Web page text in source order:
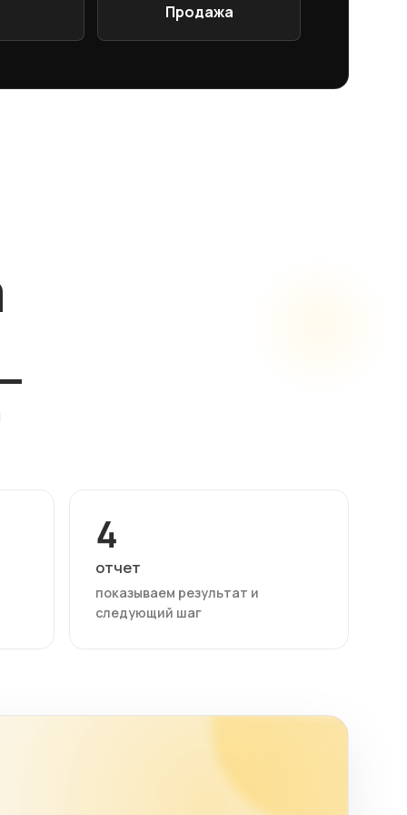
Продажа
4
отчет
показываем результат и
следующий шаг